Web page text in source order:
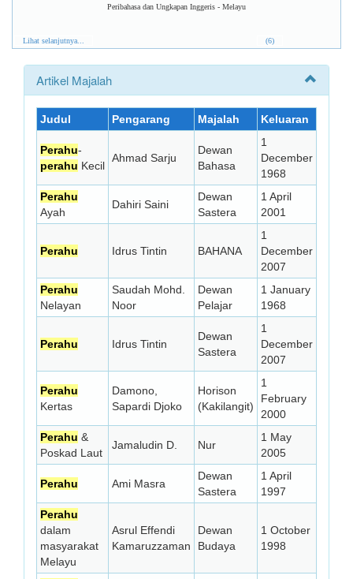
Peribahasa dan Ungkapan Inggeris - Melayu
Lihat selanjutnya... (6)
Artikel Majalah
Judul Pengarang Majalah Keluaran
Perahu-
perahu Kecil
Ahmad Sarju
Dewan
Bahasa
1
December
1968
Perahu
Ayah
Dahiri Saini
Dewan
Sastera
1 April
2001
Perahu Idrus Tintin BAHANA
1
December
2007
Perahu
Nelayan
Saudah Mohd.
Noor
Dewan
Pelajar
1 January
1968
Perahu Idrus Tintin
Dewan
Sastera
1
December
2007
Perahu
Kertas
Damono,
Sapardi Djoko
Horison
(Kakilangit)
1
February
2000
Perahu &
Poskad Laut
Jamaludin D. Nur
1 May
2005
Perahu Ami Masra
Dewan
Sastera
1 April
1997
Perahu
dalam
masyarakat
Melayu
Asrul Effendi
Kamaruzzaman
Dewan
Budaya
1 October
1998